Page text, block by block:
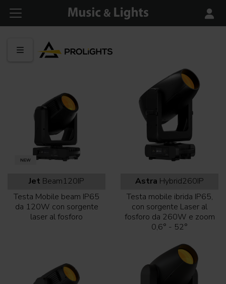
Jet Beam120IP
Testa Mobile beam IP65
da 120W con sorgente
laser al fosforo
Astra Hybrid260IP
Testa mobile ibrida IP65,
con sorgente Laser al
fosforo da 260W e zoom
0,6° - 52°